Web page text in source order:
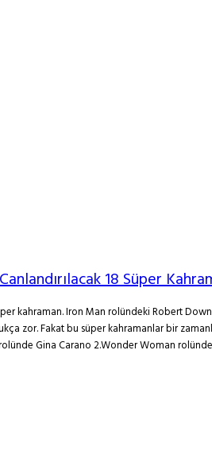
18 Süper
kahraman. Iron Man rolündeki Robert
zor. Fakat bu süper kahramanlar bir
Gina Carano 2.Wonder Woman